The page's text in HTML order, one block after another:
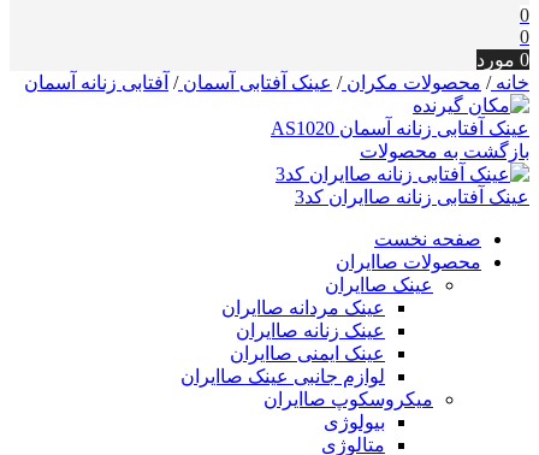
0
0
0 مورد
خانه/ محصولات مکران/ عینک آفتابی آسمان/ آفتابی زنانه آسمان
عینک آفتابی زنانه آسمان AS1020
بازگشت به محصولات
عینک آفتابی زنانه صاایران کد3
صفحه نخست
محصولات صاایران
عینک صاایران
عینک مردانه صاایران
عینک زنانه صاایران
عینک ایمنی صاایران
لوازم جانبی عینک صاایران
میکروسکوپ صاایران
بیولوژی
متالوژی